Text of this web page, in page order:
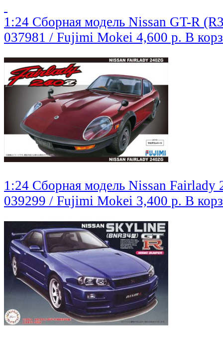
1:24 Сборная модель Nissan GT-R
037981 / Fujimi Mokei 4,600 р. В
1:24 Сборная модель Nissan Fairlady
039299 / Fujimi Mokei 3,400 р. В